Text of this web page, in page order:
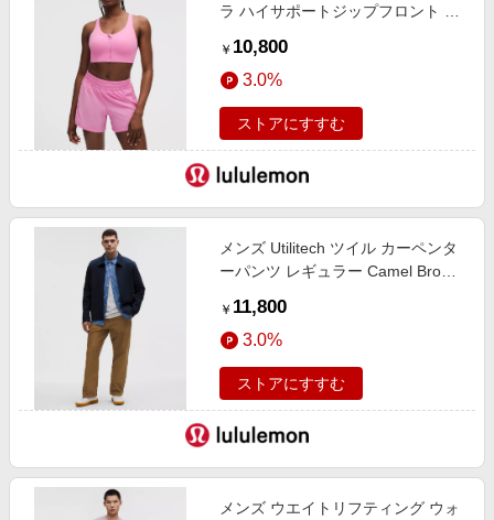
ラ ハイサポートジップフロント ハ
Sorbet サイズ 32B lululemon
￥ 10,800
3.0%
ストアにすすむ
メンズ Utilitech ツイル カーペンタ
ーパンツ レギュラー Camel Brown
￥ 11,800
3.0%
ストアにすすむ
メンズ ウエイトリフティング ウォ